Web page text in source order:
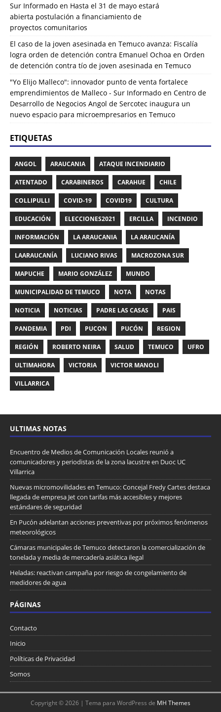
Sur Informado en Hasta el 31 de mayo estará
abierta postulación a financiamiento de
proyectos comunitarios
El caso de la joven asesinada en Temuco avanza: Fiscalía
logra orden de detención contra Emanuel Ochoa en Orden
de detención contra tío de joven asesinada en Temuco
"Yo Elijo Malleco": innovador punto de venta fortalece
emprendimientos de Malleco - Sur Informado en Centro de
Desarrollo de Negocios Angol de Sercotec inaugura un
nuevo espacio para microempresarios en Temuco
ETIQUETAS
ANGOL ARAUCANIA ATAQUE INCENDIARIO
ATENTADO CARABINEROS CARAHUE CHILE
COLLIPULLI COVID-19 COVID19 CULTURA
EDUCACIÓN ELECCIONES2021 ERCILLA INCENDIO
INFORMACIÓN LA ARAUCANIA LA ARAUCANÍA
LAARAUCANÍA LUCIANO RIVAS MACROZONA SUR
MAPUCHE MARIO GONZÁLEZ MUNDO
MUNICIPALIDAD DE TEMUCO NOTA NOTAS
NOTICIA NOTICIAS PADRE LAS CASAS PAIS
PANDEMIA PDI PUCON PUCÓN REGION
REGIÓN ROBERTO NEIRA SALUD TEMUCO UFRO
ULTIMAHORA VICTORIA VICTOR MANOLI
VILLARRICA
ULTIMAS NOTAS
Encuentro de Medios de Comunicación Locales reunió a
comunicadores y periodistas de la zona lacustre en Duoc UC
Villarrica
Nuevas micromovilidades en Temuco: Concejal Fredy Cartes destaca
llegada de empresa Jet con tarifas más accesibles y mejores
estándares de seguridad
En Pucón adelantan acciones preventivas por próximos fenómenos
meteorológicos
Cámaras municipales de Temuco detectaron la comercialización de
tonelada y media de mercadería asiática ilegal
Heladas: reactivan campaña por riesgo de congelamiento de
medidores de agua
PÁGINAS
Contacto
Inicio
Políticas de Privacidad
Somos
Copyright © 2026 | Tema para WordPress de MH Themes